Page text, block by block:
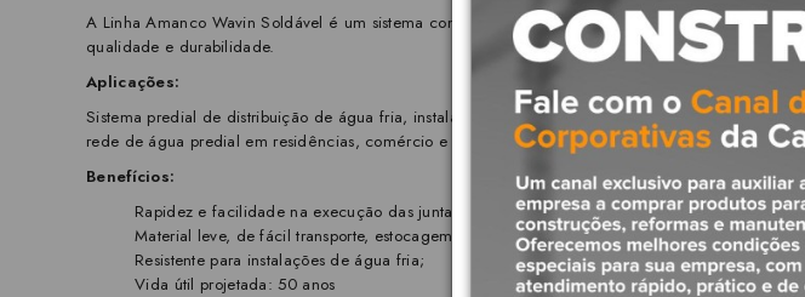
A Linha Amanco Wavin Soldável é um sistema completo de tubos e conexões em PVC,
qualidade e durabilidade.
Aplicações:
Sistema predial de distribuição de água fria, instalações de água fria permanentes e embutidas
rede de água predial em residências, comércio e indústrias.
Benefícios:
Rapidez e facilidade na execução das juntas soldáveis;
Material leve, de fácil transporte, estocagem e manuseio;
Resistente para instalações de água fria;
Vida útil projetada: 50 anos